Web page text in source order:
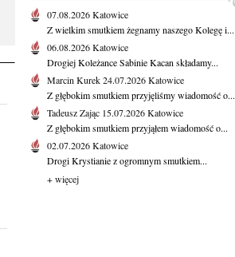
07.08.2026Katowice
Z wielkim smutkiem żegnamy naszego Kolegę i...
06.08.2026Katowice
Drogiej Koleżance Sabinie Kacan składamy...
Marcin Kurek24.07.2026Katowice
Z głębokim smutkiem przyjęliśmy wiadomość o...
Tadeusz Zając 15.07.2026Katowice
Z głębokim smutkiem przyjąłem wiadomość o...
02.07.2026Katowice
Drogi Krystianie z ogromnym smutkiem...
+ więcej